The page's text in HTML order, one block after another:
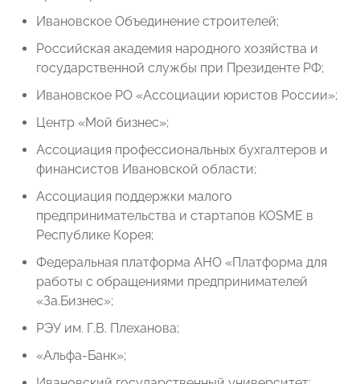
Ивановское Объединение строителей;
Российская академия народного хозяйства и
государственной службы при Президенте РФ;
Ивановское РО «Ассоциации юристов России»;
Центр «Мой бизнес»;
Ассоциация профессиональных бухгалтеров и
финансистов Ивановской области;
Ассоциация поддержки малого
предпринимательства и стартапов KOSME в
Республике Корея;
Федеральная платформа АНО «Платформа для
работы с обращениями предпринимателей
«За.Бизнес»;
РЭУ им. Г.В. Плеханова;
«Альфа-Банк»;